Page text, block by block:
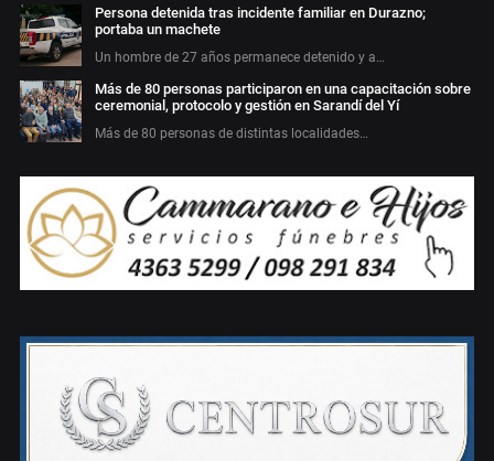
Persona detenida tras incidente familiar en Durazno;
portaba un machete
Un hombre de 27 años permanece detenido y a…
Más de 80 personas participaron en una capacitación sobre
ceremonial, protocolo y gestión en Sarandí del Yí
Más de 80 personas de distintas localidades…